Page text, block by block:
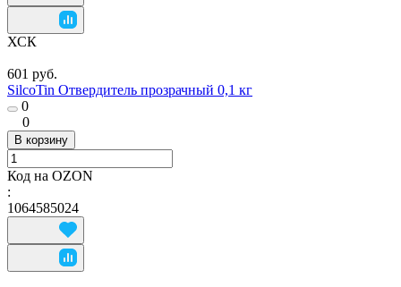
ХСК
601 руб.
SilcoTin Отвердитель прозрачный 0,1 кг
0
0
В корзину
Код на OZON
:
1064585024